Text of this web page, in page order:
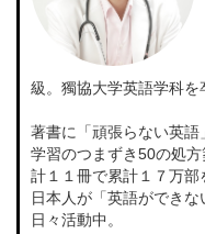
級。獨協大学英語学科を
著書に「頑張らない英
学習のつまずき50の処方
計１１冊で累計１７万部
日本人が「英語ができ
日々活動中。